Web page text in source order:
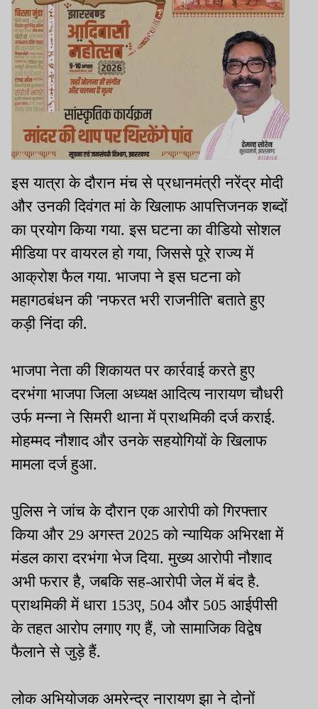
इस यात्रा के दौरान मंच से प्रधानमंत्री नरेंद्र मोदी
और उनकी दिवंगत मां के खिलाफ आपत्तिजनक शब्दों
का प्रयोग किया गया. इस घटना का वीडियो सोशल
मीडिया पर वायरल हो गया, जिससे पूरे राज्य में
आक्रोश फैल गया. भाजपा ने इस घटना को
महागठबंधन की 'नफरत भरी राजनीति' बताते हुए
कड़ी निंदा की.
भाजपा नेता की शिकायत पर कार्रवाई करते हुए
दरभंगा भाजपा जिला अध्यक्ष आदित्य नारायण चौधरी
उर्फ मन्ना ने सिमरी थाना में प्राथमिकी दर्ज कराई.
मोहम्मद नौशाद और उनके सहयोगियों के खिलाफ
मामला दर्ज हुआ.
पुलिस ने जांच के दौरान एक आरोपी को गिरफ्तार
किया और 29 अगस्त 2025 को न्यायिक अभिरक्षा में
मंडल कारा दरभंगा भेज दिया. मुख्य आरोपी नौशाद
अभी फरार है, जबकि सह-आरोपी जेल में बंद है.
प्राथमिकी में धारा 153ए, 504 और 505 आईपीसी
के तहत आरोप लगाए गए हैं, जो सामाजिक विद्वेष
फैलाने से जुड़े हैं.
लोक अभियोजक अमरेन्द्र नारायण झा ने दोनों